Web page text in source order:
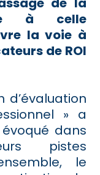
à celle
la voie à
de ROI
d’évaluation
» a
dans
pistes
le